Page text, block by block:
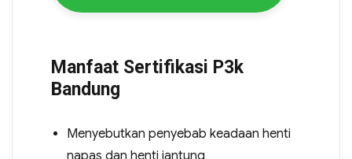
Manfaat Sertifikasi P3k
Bandung
Menyebutkan penyebab keadaan henti